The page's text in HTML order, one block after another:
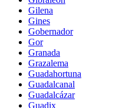
Gilena
Gines
Gobernador
Gor
Granada
Grazalema
Guadahortuna
Guadalcanal
Guadalcázar
Guadix